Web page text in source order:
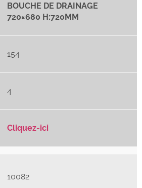
BOUCHE DE DRAINAGE
720×680 H:720MM
154
4
Cliquez-ici
10082